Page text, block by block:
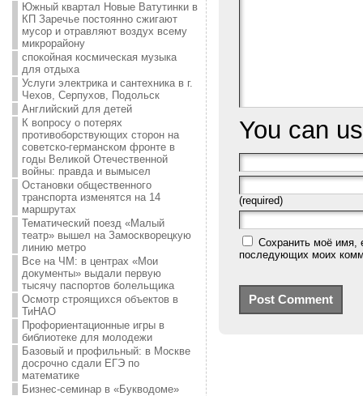
Южный квартал Новые Ватутинки в
КП Заречье постоянно сжигают
мусор и отравляют воздух всему
микрорайону
спокойная космическая музыка
для отдыха
Услуги электрика и сантехника в г.
Чехов, Серпухов, Подольск
Английский для детей
К вопросу о потерях
противоборствующих сторон на
советско-германском фронте в
годы Великой Отечественной
войны: правда и вымысел
Остановки общественного
транспорта изменятся на 14
маршрутах
Тематический поезд «Малый
театр» вышел на Замоскворецкую
линию метро
Все на ЧМ: в центрах «Мои
документы» выдали первую
тысячу паспортов болельщика
Осмотр строящихся объектов в
ТиНАО
Профориентационные игры в
библиотеке для молодежи
Базовый и профильный: в Москве
досрочно сдали ЕГЭ по
математике
Бизнес-семинар в «Букводоме»
You can
(required)
Сохранить моё имя,
последующих моих